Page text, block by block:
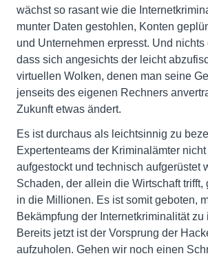
wächst so rasant wie die
munter Daten gestohlen, Konten
und Unternehmen erpresst. Und nichts
dass sich angesichts der leicht
virtuellen Wolken, denen man seine
jenseits des eigenen Rechners
Zukunft etwas ändert.
Es ist durchaus als leichtsinnig zu
Expertenteams der Kriminalämter nicht
aufgestockt und technisch aufgerüstet
Schaden, der allein die Wirtschaft trifft,
in die Millionen. Es ist somit geboten,
Bekämpfung der Internetkriminalität zu
Bereits jetzt ist der Vorsprung der
aufzuholen. Gehen wir noch einen